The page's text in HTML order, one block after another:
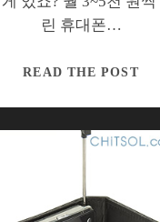
린 휴대폰…
READ THE POST프
구